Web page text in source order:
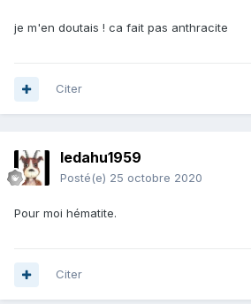
je m'en doutais ! ca fait pas anthracite
Citer
ledahu1959
Posté(e) 25 octobre 2020
Pour moi hématite.
Citer